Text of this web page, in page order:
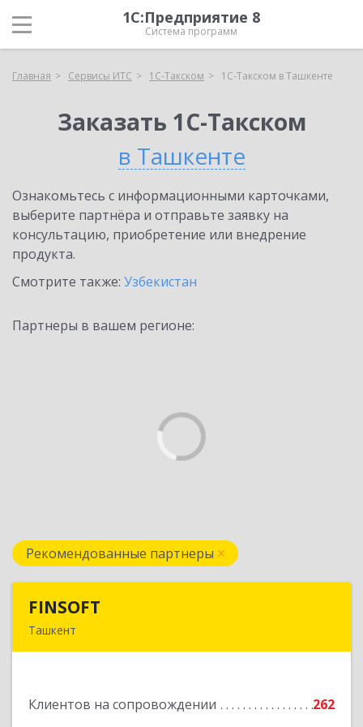
1С:Предприятие 8
Система программ
Главная Сервисы ИТС 1С-Такском 1С-Такском в Ташкенте
Заказать 1С-Такском
в Ташкенте
Ознакомьтесь с информационными карточками,
выберите партнёра и отправьте заявку на
консультацию, приобретение или внедрение
продукта.
Смотрите также: Узбекистан
Партнеры в вашем регионе:
Рекомендованные партнеры
FINSOFT
Ташкент
Клиентов на сопровождении 262